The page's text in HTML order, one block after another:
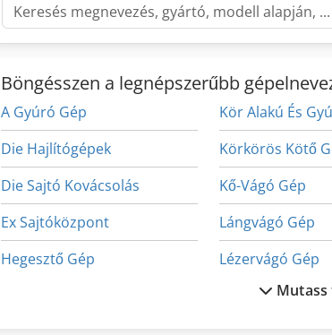
Böngésszen a legnépszerűbb
A Gyúró Gép
Die Hajlítógépek
Die Sajtó Kovácsolás
Ex Sajtóközpont
Hegesztő Gép
Kör Alakú És
Körkörös Kötő
Kő-Vágó Gép
Lángvágó Gép
Lézervágó Gép
Mini Kotrógép